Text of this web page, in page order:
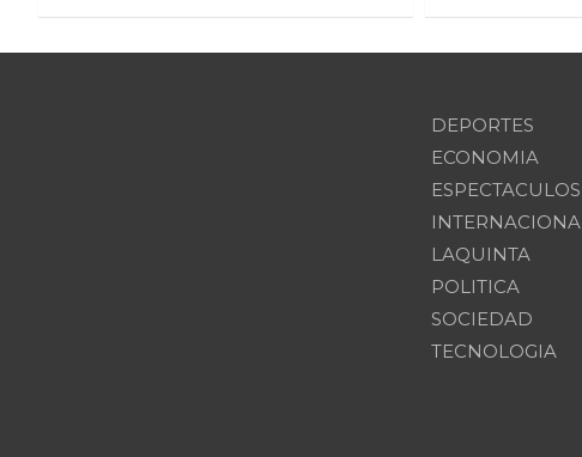
DEPORTES
ECONOMIA
ESPECTACULOS
LAQUINTA
POLITICA
SOCIEDAD
TECNOLOGIA